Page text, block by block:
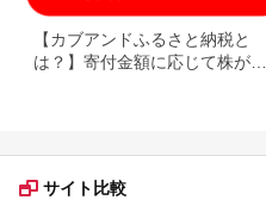
【カブアンドふるさと納税と
は？】寄付金額に応じて株がも
サイト比較